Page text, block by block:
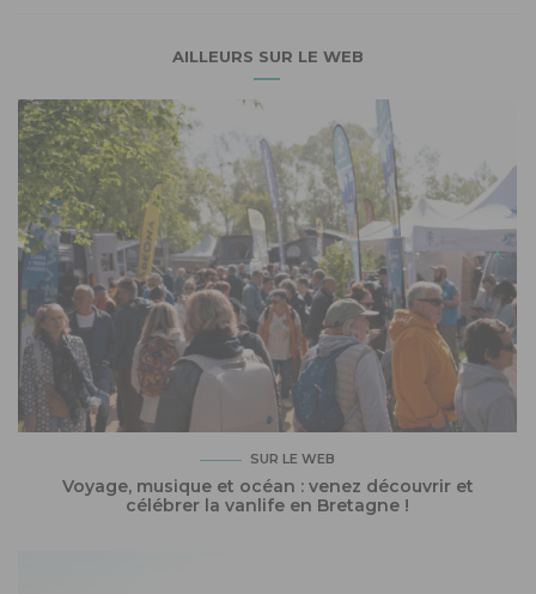
AILLEURS SUR LE WEB
SUR LE WEB
Voyage, musique et océan : venez découvrir et
célébrer la vanlife en Bretagne !